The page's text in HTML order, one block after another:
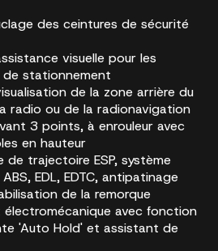
des ceintures de sécurité
visuelle pour les
stationnement
de la zone arrière du
radio ou de la radionavigation
3 points, à enrouleur avec
en hauteur
trajectoire ESP, système
EDL, EDTC, antipatinage
de la remorque
avec fonction
'Auto Hold' et assistant de